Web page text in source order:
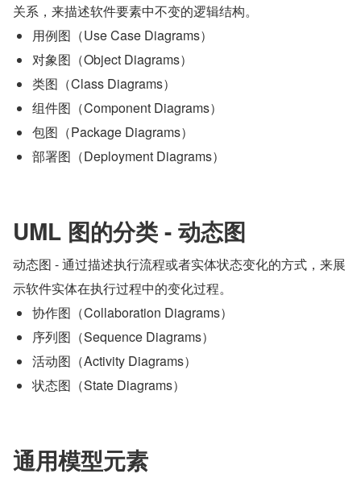
关系，来描述软件要素中不变的逻辑结构。
用例图（Use Case Diagrams）
对象图（Object Diagrams）
类图（Class Diagrams）
组件图（Component Diagrams）
包图（Package Diagrams）
部署图（Deployment Diagrams）
UML 图的分类 - 动态图
动态图 - 通过描述执行流程或者实体状态变化的方式，来展
示软件实体在执行过程中的变化过程。
协作图（Collaboration Diagrams）
序列图（Sequence Diagrams）
活动图（Activity Diagrams）
状态图（State Diagrams）
通用模型元素